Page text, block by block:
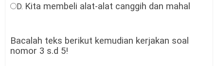
D. Kita membeli alat-alat canggih dan mahal
Bacalah teks berikut kemudian kerjakan soal
nomor 3 s.d 5!